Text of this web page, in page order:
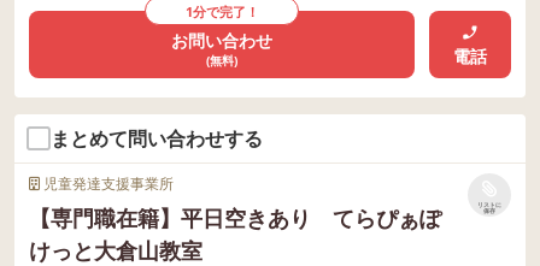
1分で完了！
お問い合わせ
(無料) 電話
まとめて問い合わせする
児童発達支援事業所
【専門職在籍】平日空きあり てらぴぁぽ
けっと大倉山教室
リストに
保存